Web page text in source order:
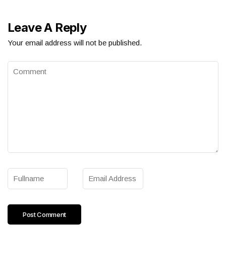
Leave A Reply
Your email address will not be published.